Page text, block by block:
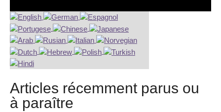
Articles récemment parus ou
à paraître